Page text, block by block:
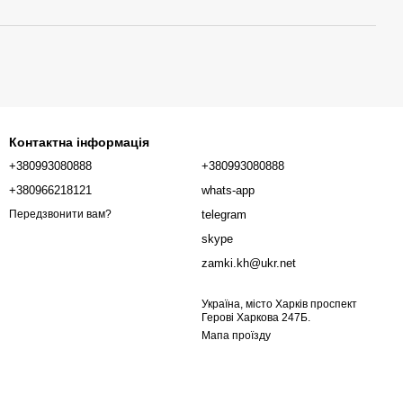
Контактна інформація
+380993080888
+380966218121
Передзвонити вам?
+380993080888
whats-app
telegram
skype
zamki.kh@ukr.net
Україна, місто Харків проспект
Герові Харкова 247Б.
Мапа проїзду